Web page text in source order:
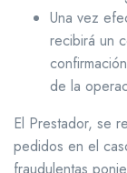
Una vez
recibirá un
de la
El Prestador, se
pedidos en el